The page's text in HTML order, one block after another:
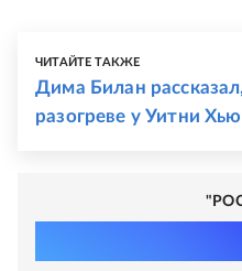
ЧИТАЙТЕ ТАКЖЕ
Дима Билан
разогреве у Уитни